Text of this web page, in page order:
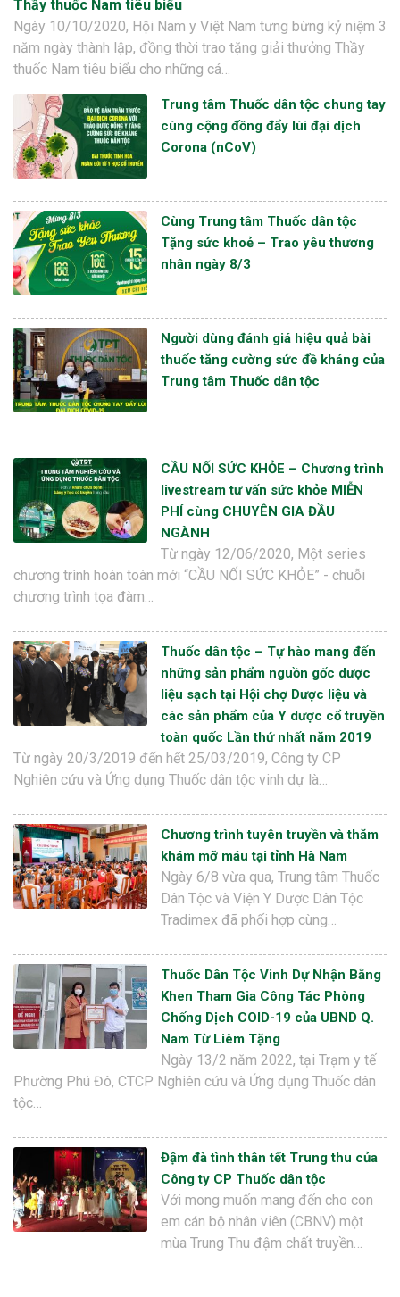
Thầy thuốc Nam tiêu biểu
Ngày 10/10/2020, Hội Nam y Việt Nam tưng bừng kỷ niệm 3
năm ngày thành lập, đồng thời trao tặng giải thưởng Thầy
thuốc Nam tiêu biểu cho những cá…
Trung tâm Thuốc dân tộc chung tay
cùng cộng đồng đẩy lùi đại dịch
Corona (nCoV)
Cùng Trung tâm Thuốc dân tộc
Tặng sức khoẻ – Trao yêu thương
nhân ngày 8/3
Người dùng đánh giá hiệu quả bài
thuốc tăng cường sức đề kháng của
Trung tâm Thuốc dân tộc
CẦU NỐI SỨC KHỎE – Chương trình
livestream tư vấn sức khỏe MIỄN
PHÍ cùng CHUYÊN GIA ĐẦU
NGÀNH
Từ ngày 12/06/2020, Một series
chương trình hoàn toàn mới “CẦU NỐI SỨC KHỎE” - chuỗi
chương trình tọa đàm…
Thuốc dân tộc – Tự hào mang đến
những sản phẩm nguồn gốc dược
liệu sạch tại Hội chợ Dược liệu và
các sản phẩm của Y dược cổ truyền
toàn quốc Lần thứ nhất năm 2019
Từ ngày 20/3/2019 đến hết 25/03/2019, Công ty CP
Nghiên cứu và Ứng dụng Thuốc dân tộc vinh dự là…
Chương trình tuyên truyền và thăm
khám mỡ máu tại tỉnh Hà Nam
Ngày 6/8 vừa qua, Trung tâm Thuốc
Dân Tộc và Viện Y Dược Dân Tộc
Tradimex đã phối hợp cùng…
Thuốc Dân Tộc Vinh Dự Nhận Bằng
Khen Tham Gia Công Tác Phòng
Chống Dịch COID-19 của UBND Q.
Nam Từ Liêm Tặng
Ngày 13/2 năm 2022, tại Trạm y tế
Phường Phú Đô, CTCP Nghiên cứu và Ứng dụng Thuốc dân
tộc…
Đậm đà tình thân tết Trung thu của
Công ty CP Thuốc dân tộc
Với mong muốn mang đến cho con
em cán bộ nhân viên (CBNV) một
mùa Trung Thu đậm chất truyền…